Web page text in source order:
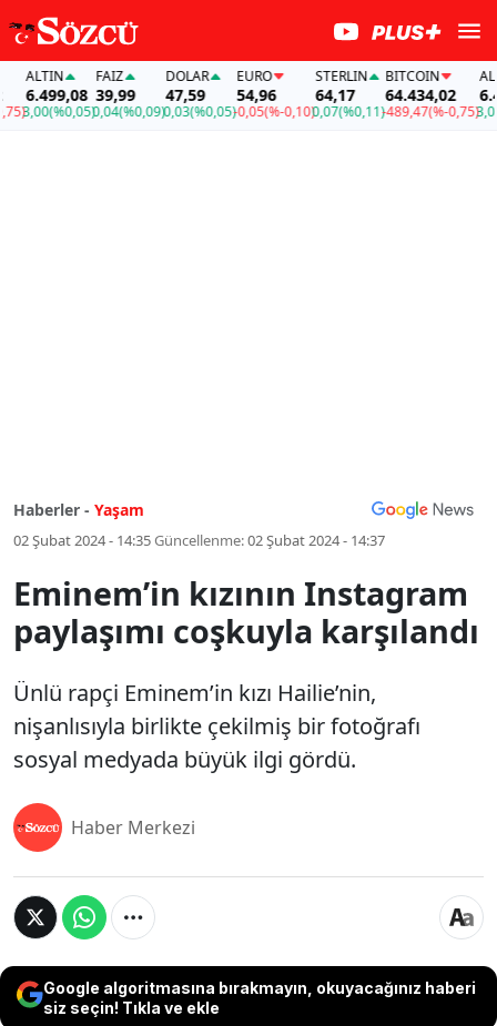
ALTIN
6.499,08
(%0,05)
FAİZ
39,99
0,04(%0,09)
DOLAR
47,59
0,03(%0,05)
EURO
54,96
-0,05(%-0,10)
STERLIN
64,17
0,07(%0,11)
BITCOIN
64.434,02
-489,47(%-0,75)
ALTIN
3,00
Haberler - Yaşam
02 Şubat 2024 - 14:35Güncellenme:02 Şubat 2024 - 14:37
Eminem’in kızının Instagram
paylaşımı coşkuyla karşılandı
Ünlü rapçi Eminem’in kızı Hailie’nin,
nişanlısıyla birlikte çekilmiş bir fotoğrafı
sosyal medyada büyük ilgi gördü.
Haber Merkezi
Google algoritmasına bırakmayın, okuyacağınız haberi
siz seçin! Tıkla ve ekle